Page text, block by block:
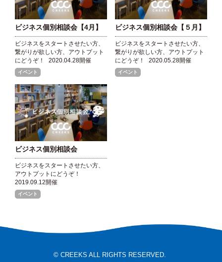
ビジネス個別相談会【4月】
ビジネスをスタートさせたい方、
繋がりが欲しい方、アウトプット
にどうぞ！
2020.04.28開催
イベント
ビジネス個別相談会【５月】
ビジネスをスタートさせたい方、
繋がりが欲しい方、アウトプット
にどうぞ！
2020.05.28開催
イベント
ビジネス個別相談会
ビジネスをスタートさせたい方、
アウトプットにどうぞ！
2019.09.12開催
イベント
© CREEKS ALL RIGHTS RESERVED.